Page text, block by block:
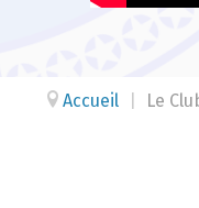
Accueil Le